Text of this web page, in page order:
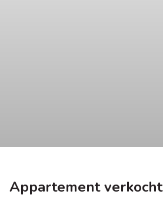
Appartement verkocht